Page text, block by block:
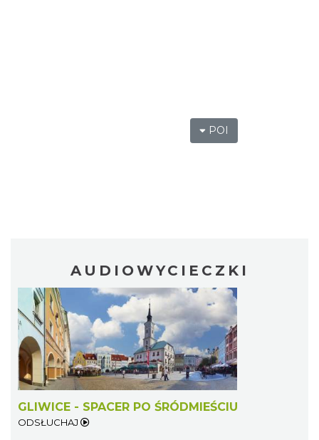
POI
AUDIOWYCIECZKI
GLIWICE - SPACER PO ŚRÓDMIEŚCIU
ODSŁUCHAJ